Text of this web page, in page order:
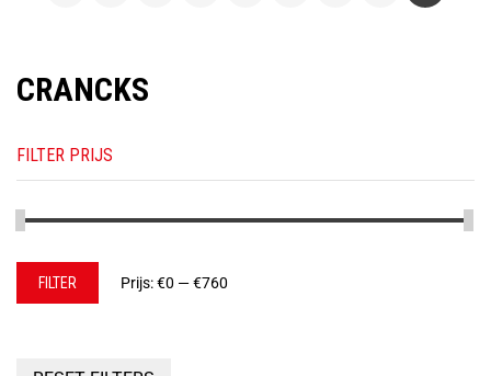
CRANCKS
FILTER PRIJS
Min.
Max.FILTER Prijs:€0 —€760